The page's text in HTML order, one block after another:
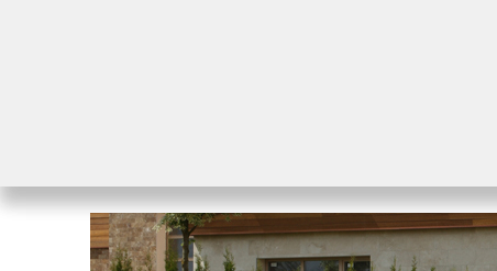
В РОССИИ